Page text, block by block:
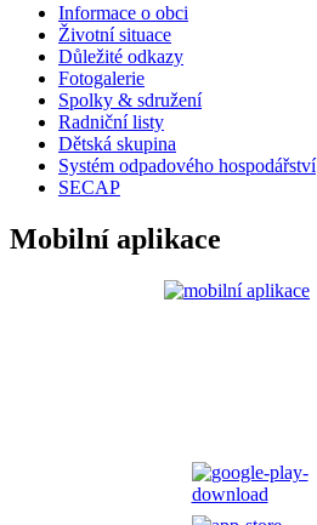
Informace o obci
Životní situace
Důležité odkazy
Fotogalerie
Spolky & sdružení
Radniční listy
Dětská skupina
Systém odpadového hospodářství
SECAP
Mobilní aplikace